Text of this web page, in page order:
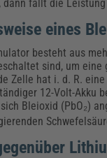
Finanzen
&
dann fällt die
eines
besteht aus
sind, um eine
Zelle hat i. d. R.
12-Volt-Akku
Bleioxid (PbO₂)